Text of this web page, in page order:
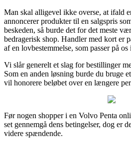
Man skal alligevel ikke overse, at ifald
annoncerer produkter til en salgspris
beskeden, så burde det for det meste
bedragerisk shop. Handler med kort er
af en lovbestemmelse, som passer på
Vi slår generelt et slag for bestillinger
Som en anden løsning burde du bruge
vil honorere beløbet over en længere
Før nogen shopper i en Volvo Penta
set gennemgå dens betingelser, dog er
videre spændende.